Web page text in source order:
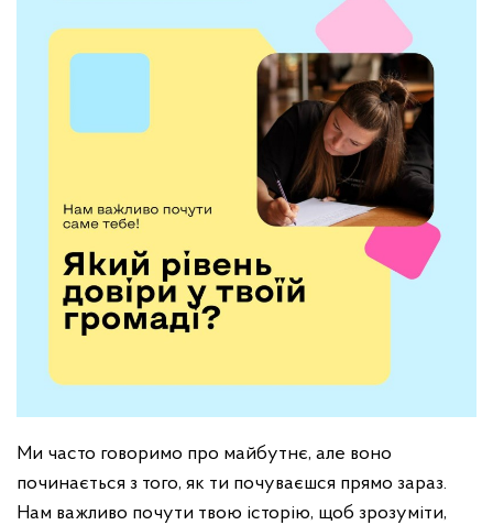
Ми часто говоримо про майбутнє, але воно
починається з того, як ти почуваєшся прямо зараз.
Нам важливо почути твою історію, щоб зрозуміти,